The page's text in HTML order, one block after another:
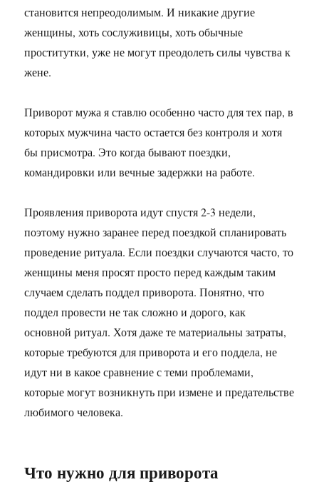
становится непреодолимым. И никакие другие
женщины, хоть сослуживицы, хоть обычные
проститутки, уже не могут преодолеть силы чувства к
жене.
Приворот мужа я ставлю особенно часто для тех пар, в
которых мужчина часто остается без контроля и хотя
бы присмотра. Это когда бывают поездки,
командировки или вечные задержки на работе.
Проявления приворота идут спустя 2-3 недели,
поэтому нужно заранее перед поездкой спланировать
проведение ритуала. Если поездки случаются часто, то
женщины меня просят просто перед каждым таким
случаем сделать поддел приворота. Понятно, что
поддел провести не так сложно и дорого, как
основной ритуал. Хотя даже те материальны затраты,
которые требуются для приворота и его поддела, не
идут ни в какое сравнение с теми проблемами,
которые могут возникнуть при измене и предательстве
любимого человека.
Что нужно для приворота